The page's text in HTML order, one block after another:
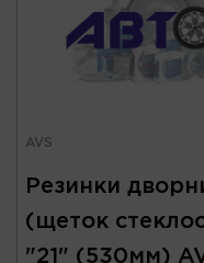
AVS
Резинки
(щеток
"21" (530мм)